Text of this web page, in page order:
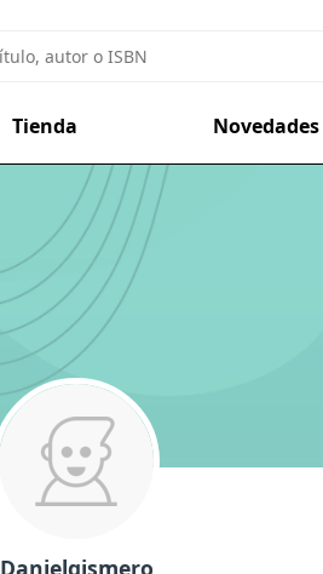
Tienda Novedades
Danielgismero